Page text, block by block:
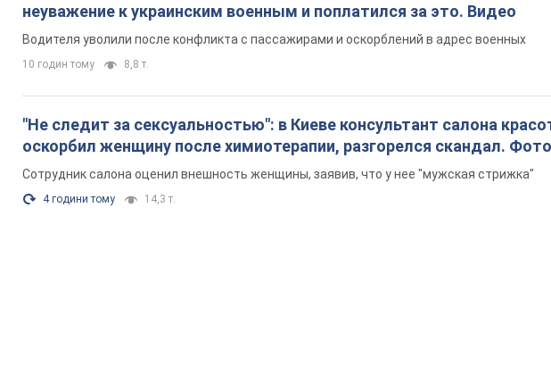
неуважение к украинским военным и поплатился за это. Видео
Водителя уволили после конфликта с пассажирами и оскорблений в адрес военных
10 годин тому 8,8 т.
"Не следит за сексуальностью": в Киеве консультант салона
оскорбил женщину после химиотерапии, разгорелся скандал. Фото
Сотрудник салона оценил внешность женщины, заявив, что у нее "мужская стрижка"
4 години тому 14,3 т.